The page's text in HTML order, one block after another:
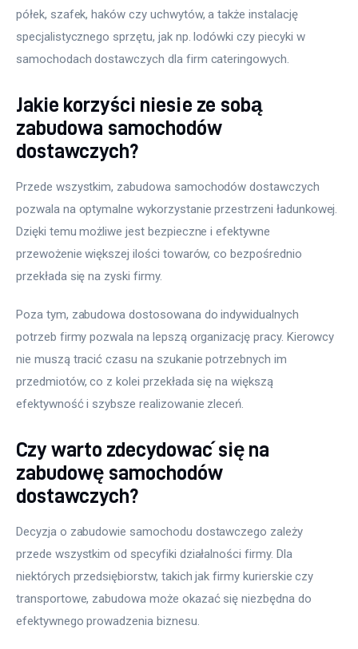
półek, szafek, haków czy uchwytów, a także instalację
specjalistycznego sprzętu, jak np. lodówki czy piecyki w
samochodach dostawczych dla firm cateringowych.
Jakie korzyści niesie ze sobą
zabudowa samochodów
dostawczych?
Przede wszystkim, zabudowa samochodów dostawczych
pozwala na optymalne wykorzystanie przestrzeni ładunkowej.
Dzięki temu możliwe jest bezpieczne i efektywne
przewożenie większej ilości towarów, co bezpośrednio
przekłada się na zyski firmy.
Poza tym, zabudowa dostosowana do indywidualnych
potrzeb firmy pozwala na lepszą organizację pracy. Kierowcy
nie muszą tracić czasu na szukanie potrzebnych im
przedmiotów, co z kolei przekłada się na większą
efektywność i szybsze realizowanie zleceń.
Czy warto zdecydować się na
zabudowę samochodów
dostawczych?
Decyzja o zabudowie samochodu dostawczego zależy
przede wszystkim od specyfiki działalności firmy. Dla
niektórych przedsiębiorstw, takich jak firmy kurierskie czy
transportowe, zabudowa może okazać się niezbędna do
efektywnego prowadzenia biznesu.